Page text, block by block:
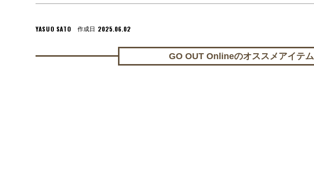
YASUO SATO 作成日 2025.06.02
GO OUT Onlineのオススメアイテム